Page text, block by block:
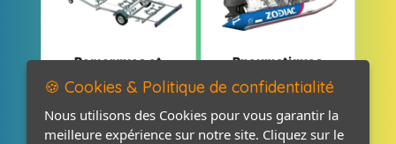
Remorques et
Pneumatiques
🍪 Cookies & Politique de confidentialité
Nous utilisons des Cookies pour vous garantir la
meilleure expérience sur notre site. Cliquez sur le